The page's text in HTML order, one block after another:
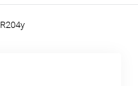
R204y